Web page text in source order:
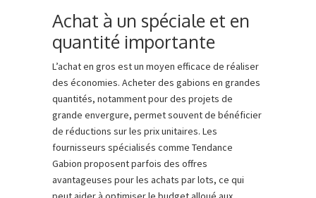
Achat à un spéciale et en
quantité importante
L’achat en gros est un moyen efficace de réaliser
des économies. Acheter des gabions en grandes
quantités, notamment pour des projets de
grande envergure, permet souvent de bénéficier
de réductions sur les prix unitaires. Les
fournisseurs spécialisés comme Tendance
Gabion proposent parfois des offres
avantageuses pour les achats par lots, ce qui